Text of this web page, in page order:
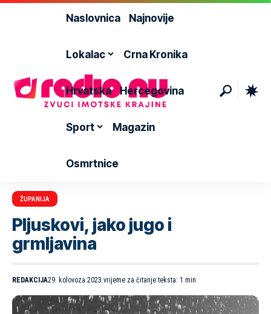
Naslovnica Najnovije
Lokalac Crna Kronika
Hrvatska Hercegovina
Sport Magazin
Osmrtnice
ŽUPANIJA
Pljuskovi, jako jugo i
grmljavina
REDAKCIJA29. kolovoza 2023.vrijeme za čitanje teksta: 1 min.